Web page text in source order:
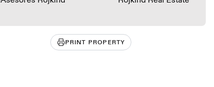
PRINT PROPERTY